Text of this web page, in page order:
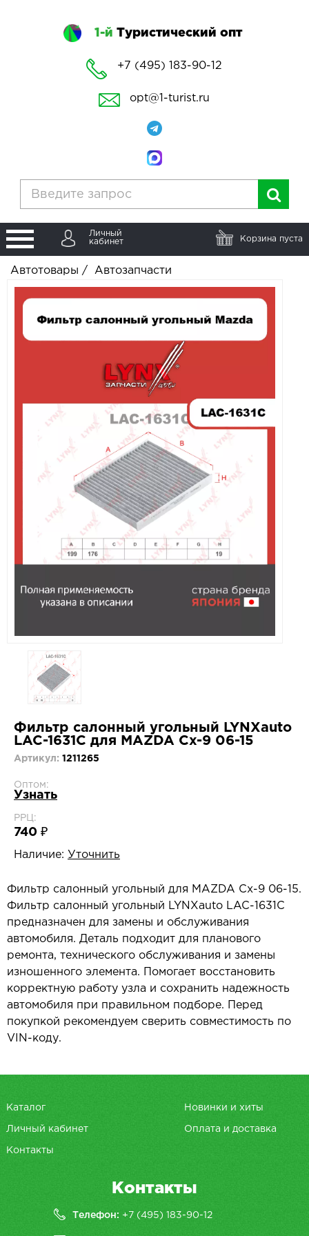
1-й Туристический опт
+7 (495) 183-90-12
opt@1-turist.ru
Личный
кабинет
Корзина пуста
Автотовары / Автозапчасти
Фильтр салонный угольный LYNXauto
LAC-1631C для MAZDA Cx-9 06-15
Артикул: 1211265
Оптом:
Узнать
РРЦ:
740 ₽
Наличие: Уточнить
Фильтр салонный угольный для MAZDA Cx-9 06-15.
Фильтр салонный угольный LYNXauto LAC-1631C
предназначен для замены и обслуживания
автомобиля. Деталь подходит для планового
ремонта, технического обслуживания и замены
изношенного элемента. Помогает восстановить
корректную работу узла и сохранить надежность
автомобиля при правильном подборе. Перед
покупкой рекомендуем сверить совместимость по
VIN-коду.
Каталог Новинки и хиты
Личный кабинет Оплата и доставка
Контакты
Контакты
Телефон: +7 (495) 183-90-12